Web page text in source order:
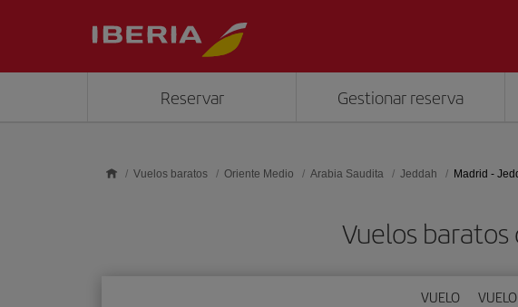
Reservar Gestionar reserva
Vuelos baratos Oriente Medio Arabia Saudita Jeddah Madrid -
Vuelos baratos
VUELO